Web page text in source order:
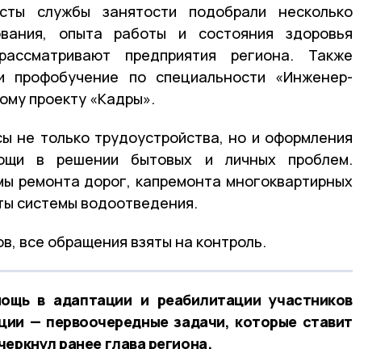
службы занятости подобрали несколько
опыта работы и состояния здоровья
предприятия региона. Также
профобучение по специальности «Инженер-
проекту «Кадры».
не только трудоустройства, но и оформления
в решении бытовых и личных проблем.
ремонта дорог, капремонта многоквартирных
системы водоотведения.
все обращения взяты на контроль.
в адаптации и реабилитации участников
— первоочередные задачи, которые ставит
ранее глава региона.